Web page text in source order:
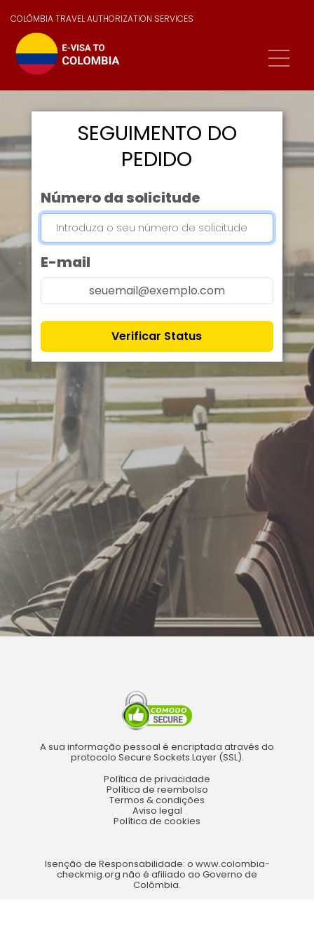
COLÔMBIA TRAVEL AUTHORIZATION SERVICES
SEGUIMENTO DO
PEDIDO
Número da solicitude
E-mail
Verificar Status
A sua informação pessoal é encriptada através do
protocolo Secure Sockets Layer (SSL).
Política de privacidade
Política de reembolso
Termos & condições
Aviso legal
Política de cookies
Isenção de Responsabilidade: o www.colombia-
checkmig.org não é afiliado ao Governo de
Colômbia.